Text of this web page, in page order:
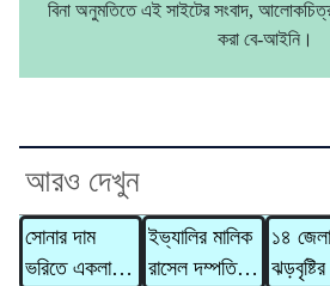
বিনা অনুমতিতে এই সাইটের সংবাদ,
করা বে-আইনি।
আরও দেখুন
সোনার দাম
ভরিতে একলাফে
ইভ্যালির মালিক
রাসেল দম্পতির
১৪